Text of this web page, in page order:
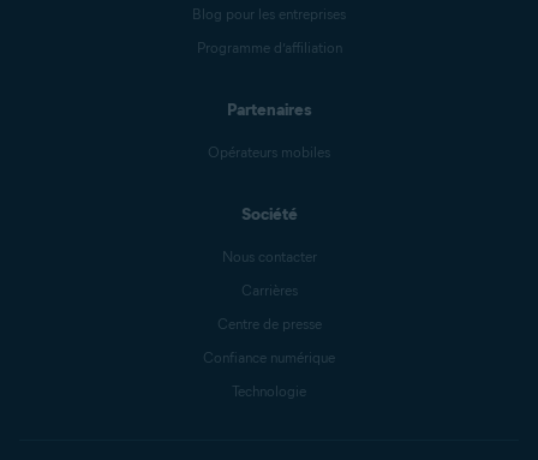
Blog pour les entreprises
Programme d’affiliation
Partenaires
Opérateurs mobiles
Société
Nous contacter
Carrières
Centre de presse
Confiance numérique
Technologie